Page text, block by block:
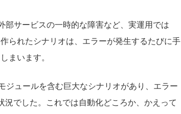
サービスの一時的な障害など、実運用では
られたシナリオは、エラーが発生するたびに手
まいます。
ジュールを含む巨大なシナリオがあり、エラー
でした。これでは自動化どころか、かえって